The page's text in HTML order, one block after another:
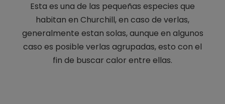
Esta es una de las pequeñas especies que
habitan en Churchill, en caso de verlas,
generalmente estan solas, aunque en algunos
caso es posible verlas agrupadas, esto con el
fin de buscar calor entre ellas.